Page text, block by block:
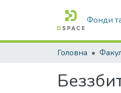
Фонди
Головна